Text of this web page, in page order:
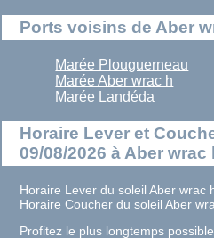
Ports voisins de Aber
Marée Plouguerneau
Marée Aber wrac h
Marée Landéda
Horaire Lever et
09/08/2026 à Aber wrac
Horaire Lever du soleil Aber wrac
Horaire Coucher du soleil Aber
Profitez le plus longtemps